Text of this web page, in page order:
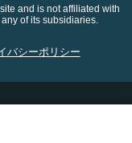
and is not affiliated with
of its subsidiaries.
バシーポリシー